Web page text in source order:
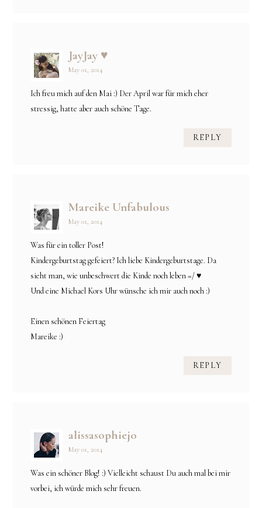
JayJay ♥
May 01, 2014
Ich freu mich auf den Mai :) Der April war für mich eher
stressig, hatte aber auch schöne Tage.
REPLY
Mareike Unfabulous
May 01, 2014
Was für ein toller Post!
Kindergeburtstag gefeiert? Ich liebe Kindergeburtstage. Da
sieht man, wie unbeschwert die Kinde noch leben =/ ♥
Und eine Michael Kors Uhr wünsche ich mir auch noch :)
Einen schönen Feiertag
Mareike :)
REPLY
alissasophiejo
May 01, 2014
Was ein schöner Blog! :) Vielleicht schaust Du auch mal bei mir
vorbei, ich würde mich sehr freuen.